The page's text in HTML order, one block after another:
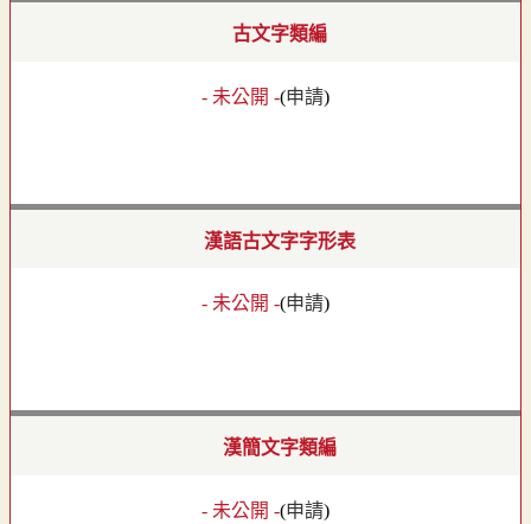
古文字類編
- 未公開 -(申請)
漢語古文字字形表
- 未公開 -(申請)
漢簡文字類編
- 未公開 -(申請)